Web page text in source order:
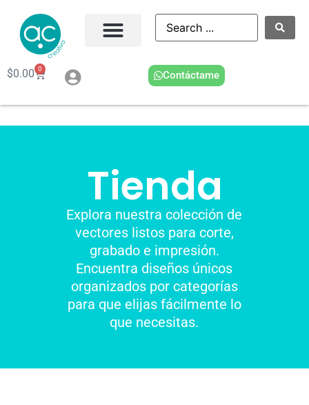
$0.00 0
Contáctame
Tienda
Explora nuestra colección de
vectores listos para corte,
grabado e impresión.
Encuentra diseños únicos
organizados por categorías
para que elijas fácilmente lo
que necesitas.